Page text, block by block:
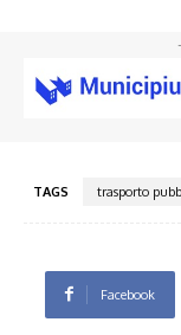
TAGS trasporto
Facebook